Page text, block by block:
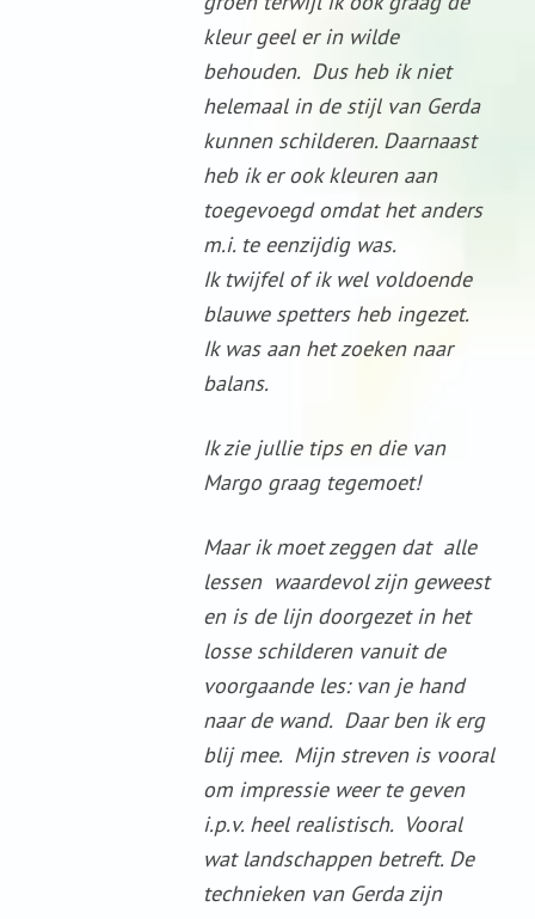
kleur geel er in wilde
behouden. Dus heb ik niet
helemaal in de stijl van Gerda
kunnen schilderen. Daarnaast
heb ik er ook kleuren aan
toegevoegd omdat het anders
m.i. te eenzijdig was.
Ik twijfel of ik wel voldoende
blauwe spetters heb ingezet.
Ik was aan het zoeken naar
balans.
Ik zie jullie tips en die van
Margo graag tegemoet!
Maar ik moet zeggen dat alle
lessen waardevol zijn geweest
en is de lijn doorgezet in het
losse schilderen vanuit de
voorgaande les: van je hand
naar de wand. Daar ben ik erg
blij mee. Mijn streven is vooral
om impressie weer te geven
i.p.v. heel realistisch. Vooral
wat landschappen betreft. De
technieken van Gerda zijn